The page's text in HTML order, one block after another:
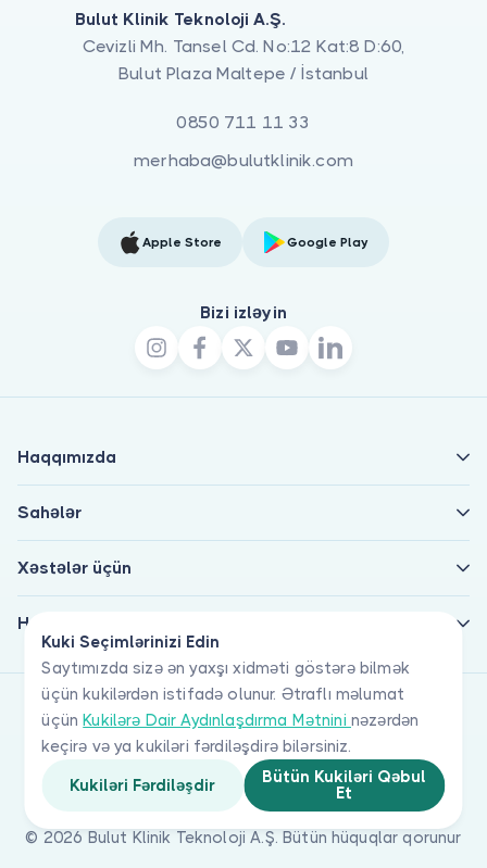
Kuki Seçimlərinizi Edin
Saytımızda sizə ən yaxşı xidməti göstərə bilmək
üçün kukilərdən istifadə olunur. Ətraflı məlumat
üçünKukilərə Dair Aydınlaşdırma Mətnini nəzərdən
keçirə və ya kukiləri fərdiləşdirə bilərsiniz.
Kukiləri Fərdiləşdir
Bütün Kukiləri Qəbul
Et
Bulut Klinik Teknoloji A.Ş.
Cevizli Mh. Tansel Cd. No:12 Kat:8 D:60,
Bulut Plaza Maltepe / İstanbul
0850 711 11 33
merhaba@bulutklinik.com
Apple Store Google Play
Bizi izləyin
Haqqımızda
Sahələr
Xəstələr üçün
Həkimlər üçün
© 2026 Bulut Klinik Teknoloji A.Ş. Bütün hüquqlar qorunur